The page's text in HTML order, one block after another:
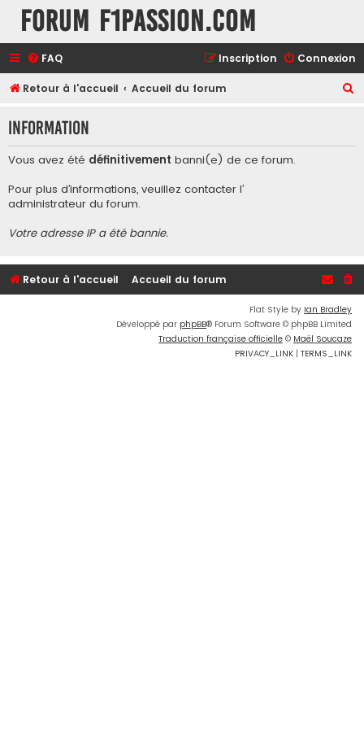
Forum F1Passion.com
FAQ Connexion
Inscription
Retour à l'accueil Accueil du forum
h
Information
Vous avez été définitivement banni(e) de ce forum.
Pour plus d’informations, veuillez contacter l’
administrateur du forum.
Votre adresse IP a été bannie.
Retour à l'accueil Accueil du forum
Flat Style by Ian Bradley
Développé par phpBB® Forum Software © phpBB Limited
Traduction française officielle © Maël Soucaze
PRIVACY_LINK | TERMS_LINK